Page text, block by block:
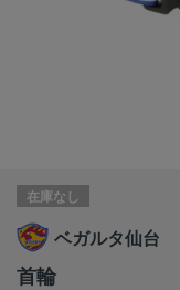
在庫なし
ベガルタ仙台
首輪